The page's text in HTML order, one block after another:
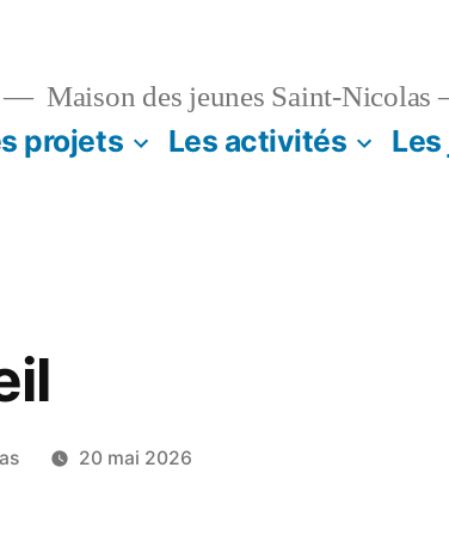
Maison des jeunes Saint-Nicolas
projets Les activités
20 mai 2026